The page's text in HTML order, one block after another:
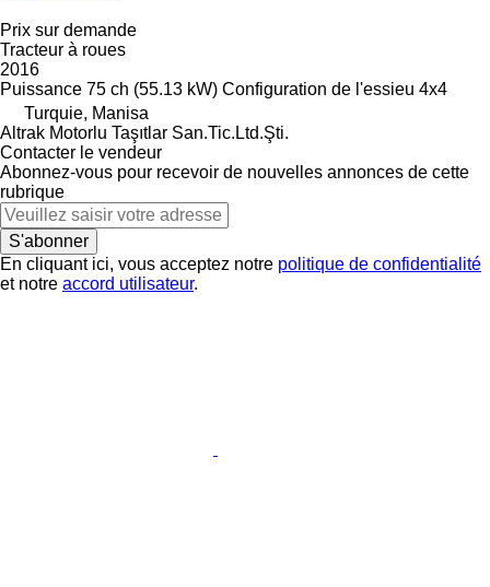
Prix sur demande
Tracteur à roues
2016
Puissance 75 ch (55.13 kW) Configuration de l'essieu 4x4
Turquie, Manisa
Altrak Motorlu Taşıtlar San.Tic.Ltd.Şti.
Contacter le vendeur
Abonnez-vous pour recevoir de nouvelles annonces de cette
rubrique
S'abonner
En cliquant ici, vous acceptez notre politique de confidentialité
et notre accord utilisateur.